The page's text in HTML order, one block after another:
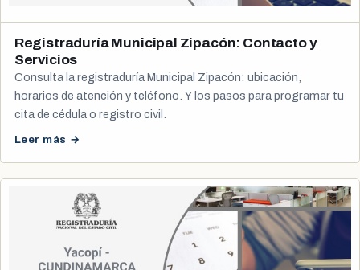
Registraduría Municipal Zipacón: Contacto y
Servicios
Consulta la registraduría Municipal Zipacón: ubicación,
horarios de atención y teléfono. Y los pasos para programar tu
cita de cédula o registro civil.
Leer más →